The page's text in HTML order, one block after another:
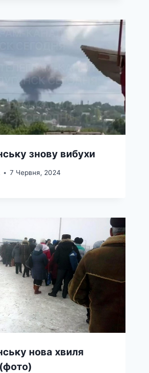
знову вибухи
7 Червня, 2024
нова хвиля